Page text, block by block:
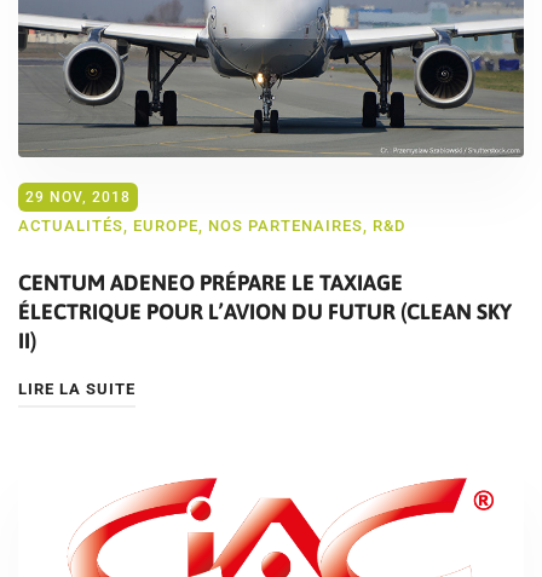
29 NOV, 2018
ACTUALITÉS EUROPE NOS PARTENAIRES R&D
CENTUM ADENEO PRÉPARE LE TAXIAGE
ÉLECTRIQUE POUR L’AVION DU FUTUR (CLEAN SKY
II)
LIRE LA SUITE